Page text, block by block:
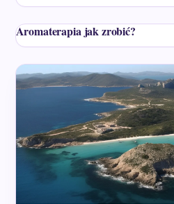
Aromaterapia jak zrobić?